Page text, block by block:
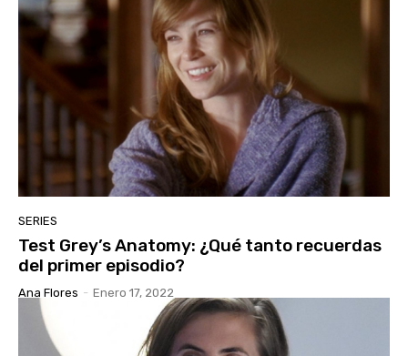
SERIES
Test Grey’s Anatomy: ¿Qué tanto recuerdas
del primer episodio?
Ana Flores - Enero 17, 2022